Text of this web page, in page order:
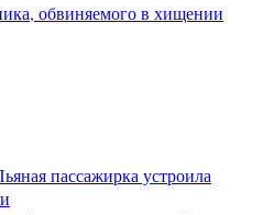
обвиняемого в хищении
пассажирка устроила